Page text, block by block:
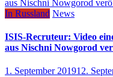
In Russland News
ISIS-Recruteur: Video
aus Nischni Nowgorod
1. September 201912.